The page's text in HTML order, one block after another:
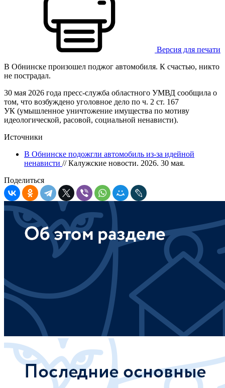
Версия для печати
В Обнинске произошел поджог автомобиля. К счастью, никто
не пострадал.
30 мая 2026 года пресс-служба областного УМВД сообщила о
том, что возбуждено уголовное дело по ч. 2 ст. 167
УК (умышленное уничтожение имущества по мотиву
идеологической, расовой, социальной ненависти).
Источники
В Обнинске подожгли автомобиль из-за идейной
ненависти // Калужские новости. 2026. 30 мая.
Поделиться